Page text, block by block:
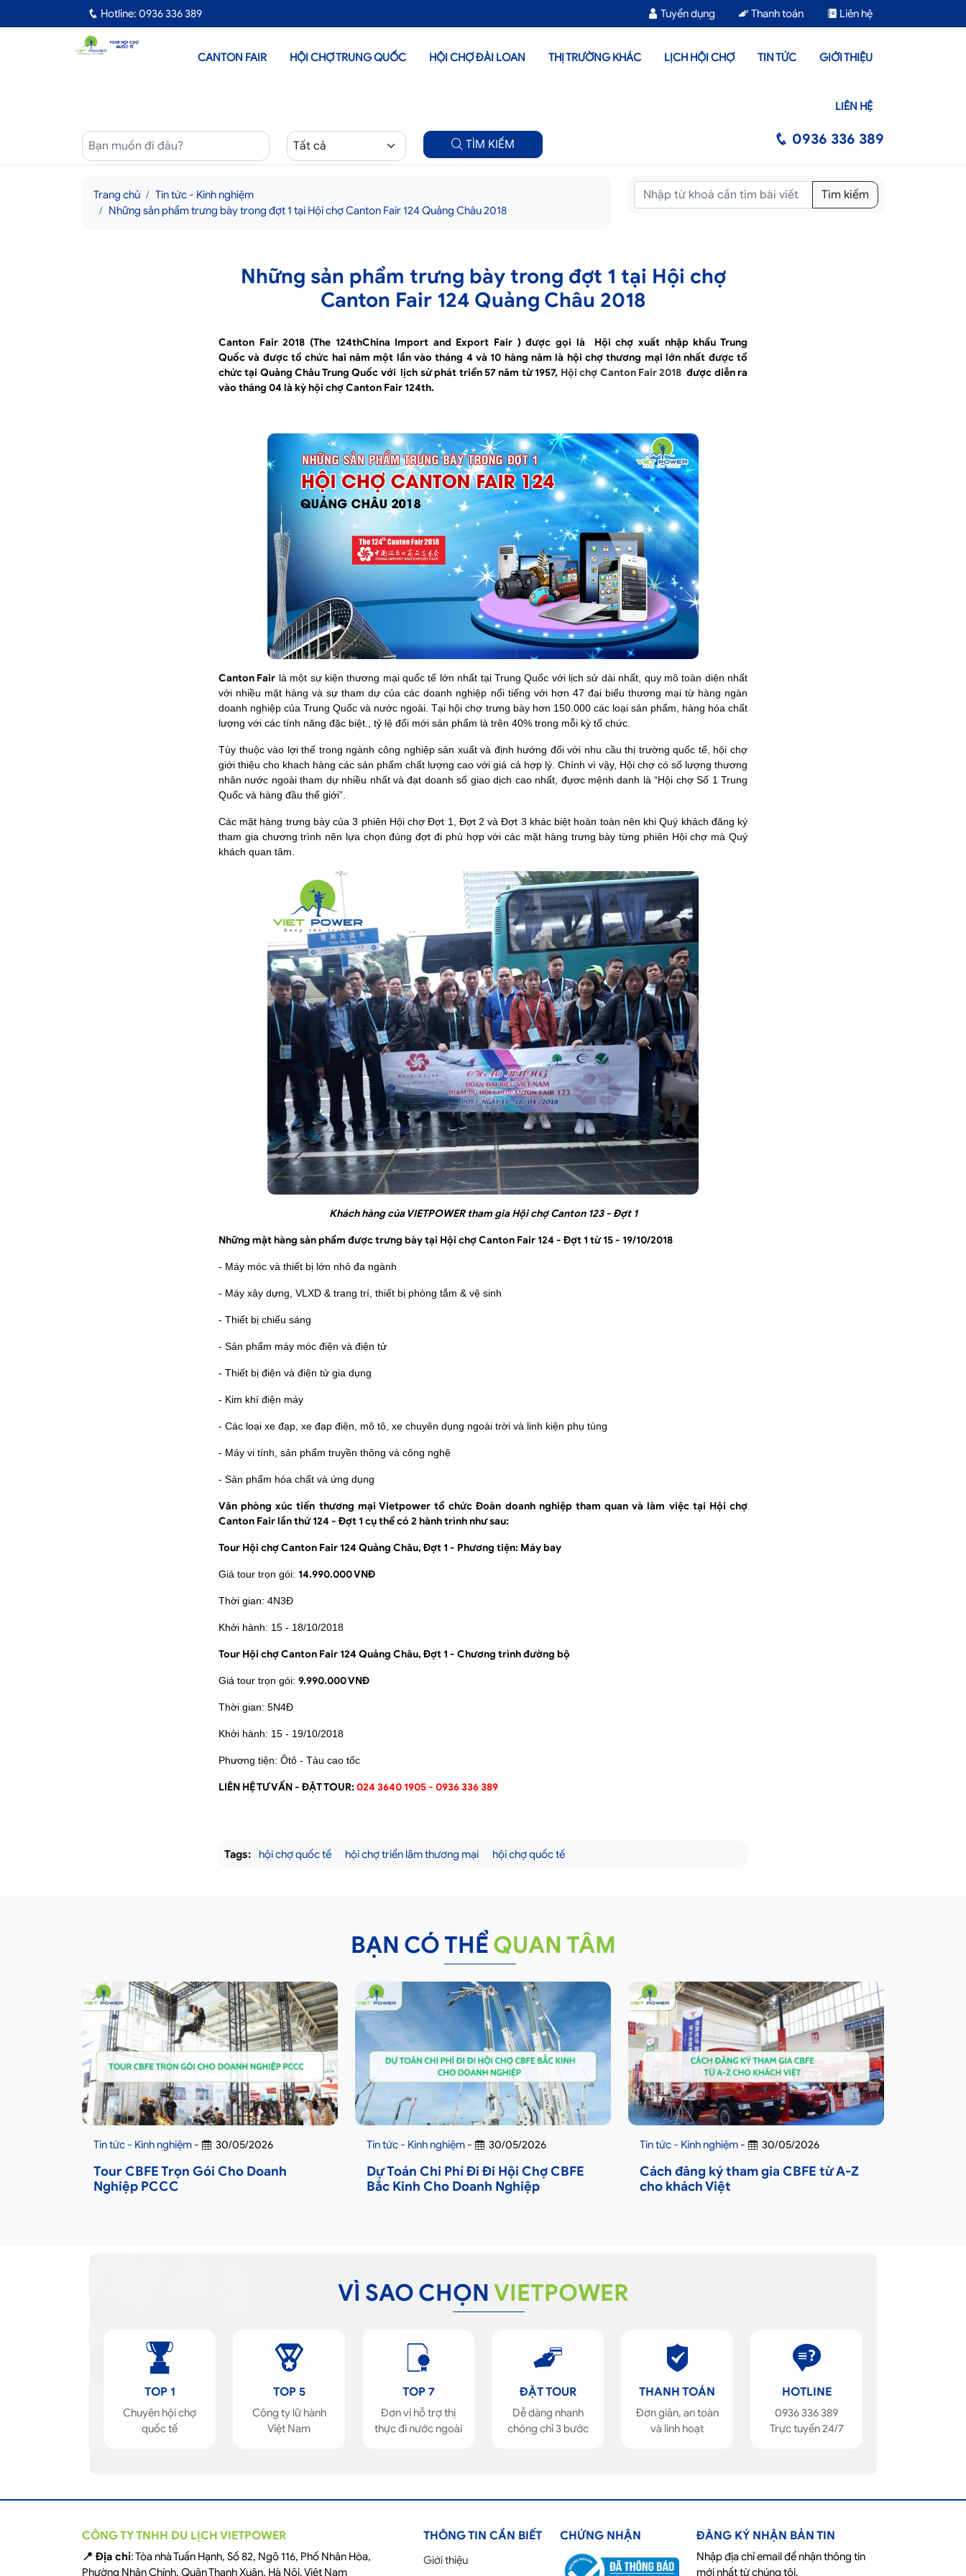
Hotline: 0936 336 389 Tuyển dụng Thanh toán Liên hệ
CANTON FAIR HỘI CHỢ TRUNG QUỐC HỘI CHỢ ĐÀI LOAN THỊ TRƯỜNG KHÁC LỊCH HỘI CHỢ TIN TỨC GIỚI THIỆU
LIÊN HỆ
TÌM KIẾM 0936 336 389
Trang chủ
Tin tức - Kinh nghiệm
Những sản phẩm trưng bày trong đợt 1 tại Hội chợ Canton Fair 124 Quảng Châu 2018
Tìm kiếm
Những sản phẩm trưng bày trong đợt 1 tại Hội chợ
Canton Fair 124 Quảng Châu 2018
Canton Fair 2018 (The 124thChina Import and Export Fair ) được gọi là Hội chợ xuất nhập khẩu Trung
Quốc và được tổ chức hai năm một lần vào tháng 4 và 10 hàng năm là hội chợ thương mại lớn nhất được tổ
chức tại Quảng Châu Trung Quốc với lịch sử phát triển 57 năm từ 1957, Hội chợ Canton Fair 2018 được diễn ra
vào tháng 04 là kỳ hội chợ Canton Fair 124th.
Canton Fair là một sự kiện thương mại quốc tế lớn nhất tại Trung Quốc với lịch sử dài nhất, quy mô toàn diện nhất
với nhiều mặt hàng và sự tham dự của các doanh nghiệp nổi tiếng với hơn 47 đại biểu thương mại từ hàng ngàn
doanh nghiệp của Trung Quốc và nước ngoài. Tại hội chợ trưng bày hơn 150.000 các loại sản phẩm, hàng hóa chất
lượng với các tính năng đặc biệt., tỷ lệ đổi mới sản phẩm là trên 40% trong mỗi kỳ tổ chức.
Tùy thuộc vào lợi thế trong ngành công nghiệp sản xuất và định hướng đối với nhu cầu thị trường quốc tế, hội chợ
giới thiệu cho khach hàng các sản phẩm chất lượng cao với giá cả hợp lý. Chính vì vậy, Hội chợ có số lượng thương
nhân nước ngoài tham dự nhiều nhất và đạt doanh số giao dịch cao nhất, đựơc mệnh danh là “Hội chợ Số 1 Trung
Quốc và hàng đầu thế giới”.
Các mặt hàng trưng bày của 3 phiên Hội chợ Đợt 1, Đợt 2 và Đợt 3 khác biệt hoàn toàn nên khi Quý khách đăng ký
tham gia chương trình nên lựa chọn đúng đợt đi phù hợp với các mặt hàng trưng bày từng phiên Hội chợ mà Quý
khách quan tâm.
Khách hàng của VIETPOWER tham gia Hội chợ Canton 123 - Đợt 1
Những mặt hàng sản phẩm được trưng bày tại Hội chợ Canton Fair 124 - Đợt 1 từ 15 - 19/10/2018
- Máy móc và thiết bị lớn nhỏ đa ngành
- Máy xây dựng, VLXD & trang trí, thiết bị phòng tắm & vệ sinh
- Thiết bị chiếu sáng
- Sản phẩm máy móc điện và điện tử
- Thiết bị điện và điện tử gia dụng
- Kim khí điện máy
- Các loại xe đạp, xe đạp điện, mô tô, xe chuyên dụng ngoài trời và linh kiện phụ tùng
- Máy vi tính, sản phẩm truyền thông và công nghệ
- Sản phẩm hóa chất và ứng dụng
Văn phòng xúc tiến thương mại Vietpower tổ chức Đoàn doanh nghiệp tham quan và làm việc tại Hội chợ
Canton Fair lần thứ 124 - Đợt 1 cụ thể có 2 hành trình như sau:
Tour Hội chợ Canton Fair 124 Quảng Châu, Đợt 1 - Phương tiện: Máy bay
Giá tour trọn gói: 14.990.000 VNĐ
Thời gian: 4N3Đ
Khởi hành: 15 - 18/10/2018
Tour Hội chợ Canton Fair 124 Quảng Châu, Đợt 1 - Chương trình đường bộ
Giá tour trọn gói: 9.990.000 VNĐ
Thời gian: 5N4Đ
Khởi hành: 15 - 19/10/2018
Phương tiện: Ôtô - Tàu cao tốc
LIÊN HỆ TƯ VẤN - ĐẶT TOUR: 024 3640 1905 - 0936 336 389
Tags: hội chợ quốc tế hội chợ triển lãm thương mại hội chợ quốc tế
BẠN CÓ THỂ QUAN TÂM
Tin tức - Kinh nghiệm - 30/05/2026
Tour CBFE Trọn Gói Cho Doanh
Nghiệp PCCC
Tin tức - Kinh nghiệm - 30/05/2026
Dự Toán Chi Phí Đi Đi Hội Chợ CBFE
Bắc Kinh Cho Doanh Nghiệp
Tin tức - Kinh nghiệm - 30/05/2026
Cách đăng ký tham gia CBFE từ A-Z
cho khách Việt
VÌ SAO CHỌN VIETPOWER
TOP 1
Chuyên hội chợ
quốc tế
TOP 5
Công ty lữ hành
Việt Nam
TOP 7
Đơn vị hỗ trợ thị
thực đi nước ngoài
ĐẶT TOUR
Dễ dàng nhanh
chóng chỉ 3 bước
THANH TOÁN
Đơn giản, an toàn
và linh hoạt
HOTLINE
0936 336 389
Trực tuyến 24/7
CÔNG TY TNHH DU LỊCH VIETPOWER
📍 Địa chỉ: Tòa nhà Tuấn Hạnh, Số 82, Ngõ 116, Phố Nhân Hòa,
Phường Nhân Chính, Quận Thanh Xuân, Hà Nội, Việt Nam
THÔNG TIN CẦN BIẾT
Giới thiệu
CHỨNG NHẬN ĐĂNG KÝ NHẬN BẢN TIN
Nhập địa chỉ email để nhận thông tin
mới nhất từ chúng tôi.